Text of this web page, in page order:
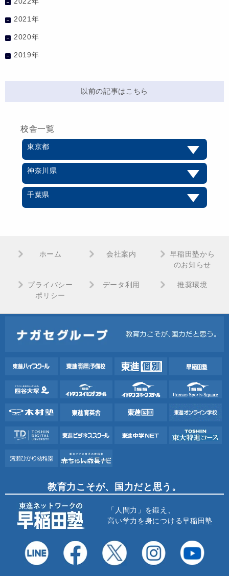
2021年
2020年
2019年
以前の記事はこちら
校舎一覧
東京都
神奈川県
千葉県
ホーム 会社案内
早稲田塾から
のお知らせ
プライバシー
ポリシー
データ利用 推奨環境
教育力こそが、国力だと思う。
「人間力」を鍛え、
高い学力を身につける早稲田塾